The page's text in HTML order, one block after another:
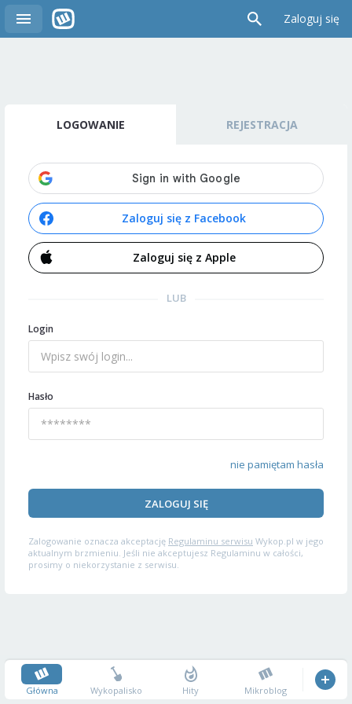
Zaloguj się
LOGOWANIE REJESTRACJA
Zaloguj się z Facebook
Zaloguj się z Apple
LUB
Login
Hasło
nie pamiętam hasła
ZALOGUJ SIĘ
Zalogowanie oznacza akceptację Regulaminu serwisu Wykop.pl w jego
aktualnym brzmieniu. Jeśli nie akceptujesz Regulaminu w całości,
prosimy o niekorzystanie z serwisu.
Główna Wykopalisko Hity Mikroblog